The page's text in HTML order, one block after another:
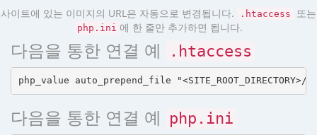
사이트에 있는 이미지의 URL은 자동으로 변경됩니다. .htaccess 또는
php.ini 에 한 줄만 추가하면 됩니다.
다음을 통한 연결 예 .htaccess
다음을 통한 연결 예 php.ini